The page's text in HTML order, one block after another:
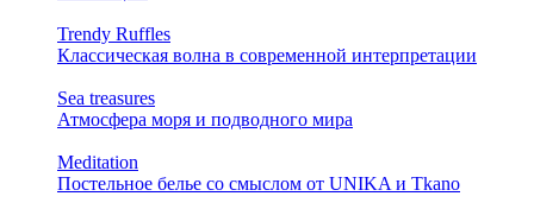
Trendy Ruffles
Классическая волна в современной интерпретации
Sea treasures
Атмосфера моря и подводного мира
Meditation
Постельное белье со смыслом от UNIKA и Tkano